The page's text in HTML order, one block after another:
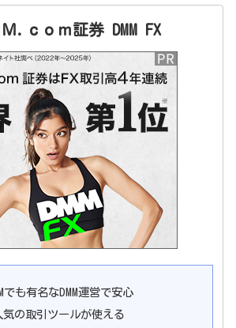
.ｃｏｍ証券 DMM FX
でも有名なDMM運営で安心
の取引ツールが使える